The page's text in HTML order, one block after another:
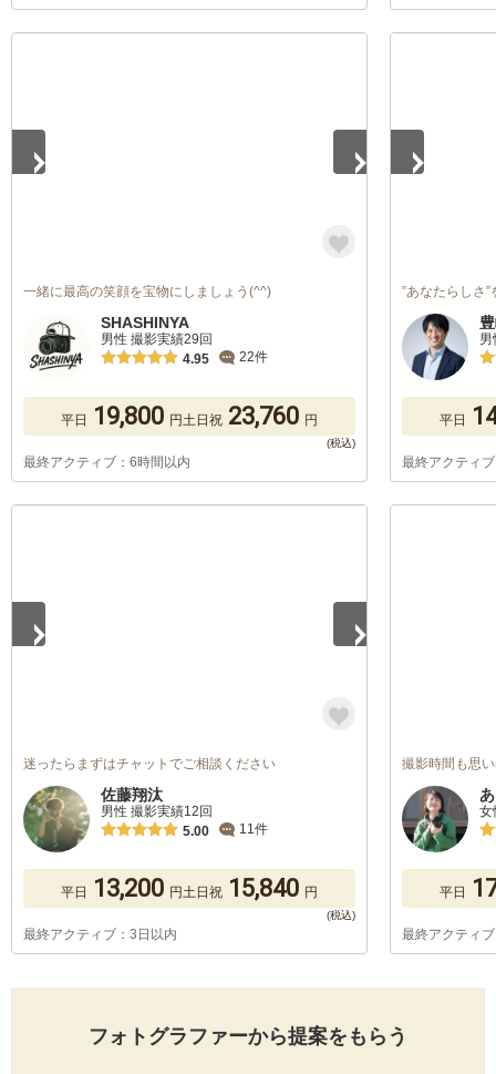
一緒に最高の笑顔を宝物にしましょう(^^)
SHASHINYA
男性 撮影実績29回
4.95
22件
平日 19,800 円土日祝 23,760 円
最終アクティブ：6時間以内
”あなたらしさ
平日
最終アクティ
迷ったらまずはチャットでご相談ください
佐藤翔汰
男性 撮影実績12回
5.00
11件
平日 13,200 円土日祝 15,840 円
最終アクティブ：3日以内
撮影時間も思
女
平日
最終アクティ
フォトグラファーから提案をもらう